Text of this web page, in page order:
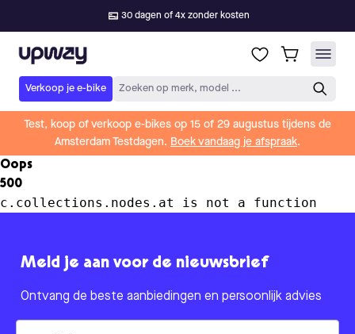
30 dagen of 4x zonder kosten
Upway
Verkoop je e-bike Zoeken op merk, model ...
Test, koop of verkoop e-bikes op 15 of 29 augustus tijdens de
Amsterdam Testdagen. Boek vandaag je afspraak.
Oops
500
c.collections.nodes.at is not a function
Meld je aan voor de nieuwsbrief
Ontvang de beste aanbiedingen en persoonlijk advies